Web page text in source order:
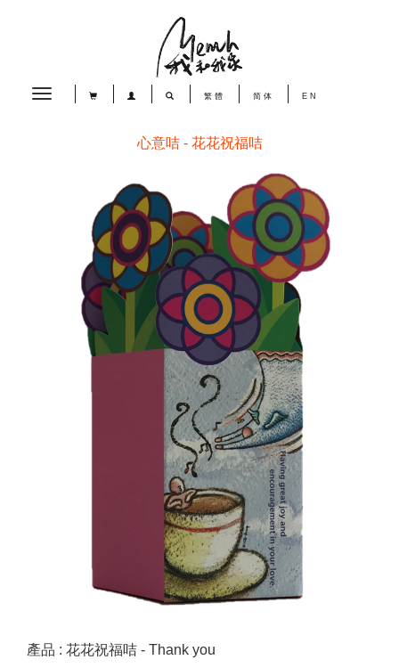
Toggle
繁體 简体 EN
心意咭 - 花花祝福咭
產品 : 花花祝福咭 - Thank you